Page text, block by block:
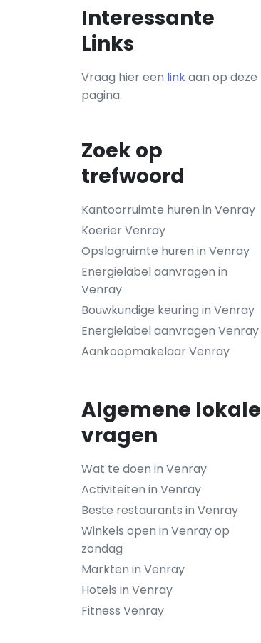
Interessante
Links
Vraag hier een linkaan op deze
pagina.
Zoek op
trefwoord
Kantoorruimte huren in Venray
Koerier Venray
Opslagruimte huren in Venray
Energielabel aanvragen in
Venray
Bouwkundige keuring in Venray
Energielabel aanvragen Venray
Aankoopmakelaar Venray
Algemene lokale
vragen
Wat te doen in Venray
Activiteiten in Venray
Beste restaurants in Venray
Winkels open in Venray op
zondag
Markten in Venray
Hotels in Venray
Fitness Venray